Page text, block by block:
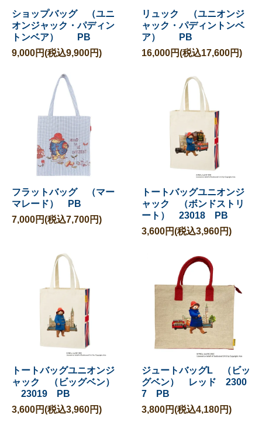
ショップバッグ （ユニ
オンジャック・パディン
トンベア） PB
9,000円(税込9,900円)
リュック （ユニオンジ
ャック・パディントンベ
ア） PB
16,000円(税込17,600円)
フラットバッグ （マー
マレード） PB
7,000円(税込7,700円)
トートバッグユニオンジ
ャック （ボンドストリ
ート） 23018 PB
3,600円(税込3,960円)
トートバッグユニオンジ
ャック （ビッグベン）
23019 PB
3,600円(税込3,960円)
ジュートバッグL （ビッ
グベン） レッド 2300
7 PB
3,800円(税込4,180円)